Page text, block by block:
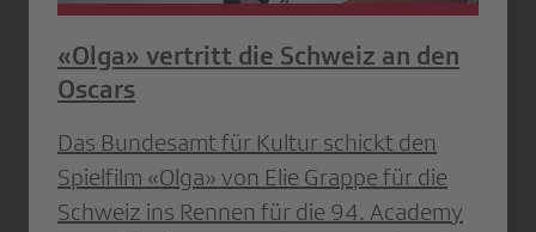
«Olga» vertritt die Schweiz an den
Oscars
Das Bundesamt für Kultur schickt den
Spielfilm «Olga» von Elie Grappe für die
Schweiz ins Rennen für die 94. Academy